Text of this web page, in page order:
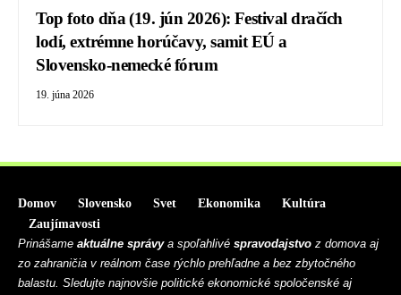
Top foto dňa (19. jún 2026): Festival dračích
lodí, extrémne horúčavy, samit EÚ a
Slovensko-nemecké fórum
19. júna 2026
Domov Slovensko Svet Ekonomika
Kultúra
Zaujímavosti
Prinášame aktuálne správya spoľahlivé spravodajstvo z domova aj
zo zahraničia v reálnom čase rýchlo prehľadne a bez zbytočného
balastu. Sledujte najnovšie politické ekonomické spoločenské aj